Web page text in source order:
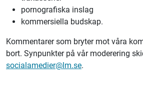
pornografiska inslag
kommersiella budskap.
Kommentarer som bryter mot våra
bort. Synpunkter på vår moderering
socialamedier@lm.se.